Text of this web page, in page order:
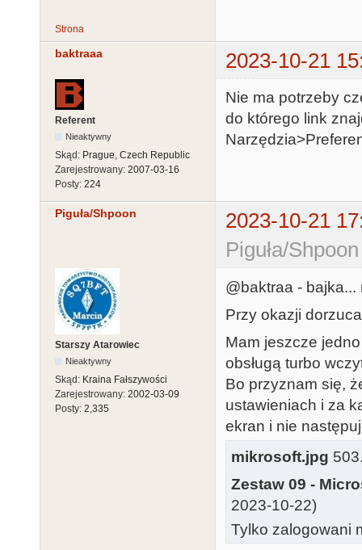
Strona
baktraaa 2023-10-21
Referent
Nieaktywny
Skąd: Prague, Czech Republic
Zarejestrowany: 2007-03-16
Posty: 224
Nie ma potrzeby
do którego link
Piguła/Shpoon
2023-10-21
Piguła/
Starszy Atarowiec
Nieaktywny
Skąd: Kraina Fałszywości
Zarejestrowany: 2002-03-09
Posty: 2,335
@baktraa -
Przy okazji
Mam jeszcze
obsługą turbo
Bo przyznam się,
ustawieniach i za
ekran i nie
mikrosoft.jpg
Zestaw 09 -
2023-10-22)
Tylko zalogowani